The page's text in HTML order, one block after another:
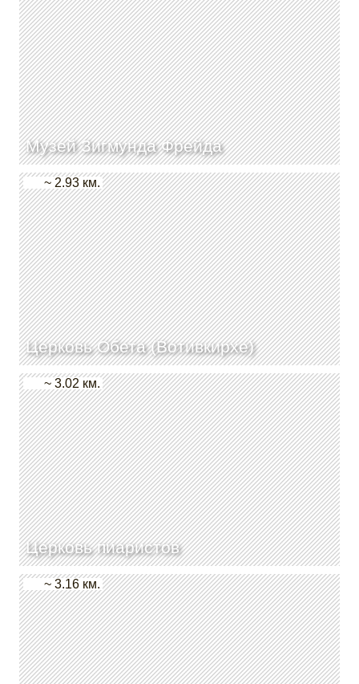
Музей Зигмунда Фрейда
Церковь Обета (Вотивкирхе)
~ 2.93 км.
Церковь пиаристов
~ 3.02 км.
~ 3.16 км.